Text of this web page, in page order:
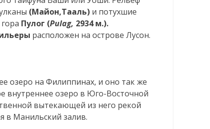
(Майон,Тааль) и потухшие
Пулог (Pulag, 2934 м.).
расположен на острове Лусон.
озеро на Филиппинах, и оно так же
внутреннее озеро в Юго-Восточной
вытекающей из него рекой
в Манильский залив.